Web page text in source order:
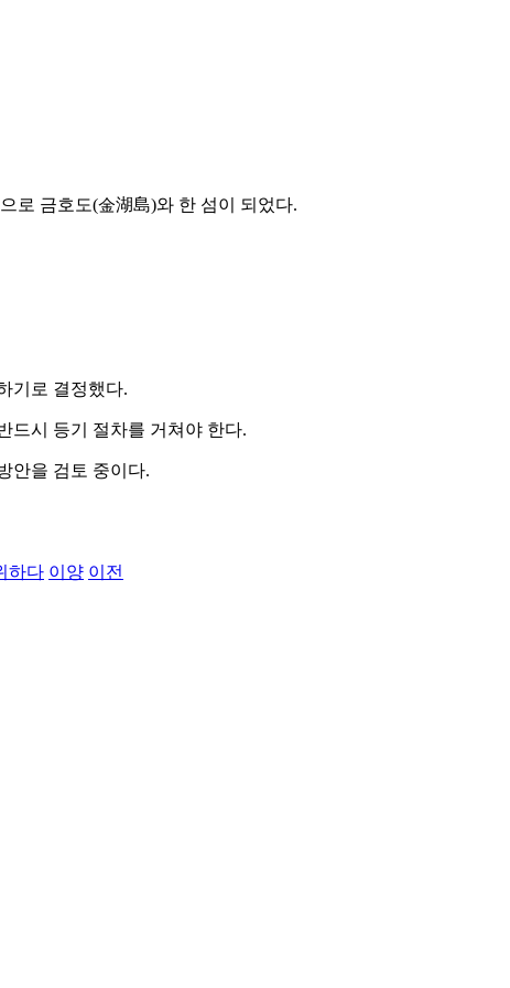
로 금호도(金湖島)와 한 섬이 되었다.
기로 결정했다.
드시 등기 절차를 거쳐야 한다.
안을 검토 중이다.
하다 이양 이전